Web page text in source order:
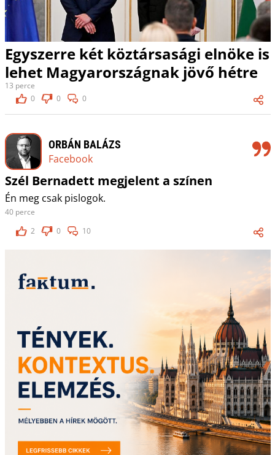
Egyszerre két köztársasági elnöke is
lehet Magyarországnak jövő hétre
13 perce
0
0 0
ORBÁN BALÁZS
Facebook
Szél Bernadett megjelent a színen
Én meg csak pislogok.
40 perce
2
0 10